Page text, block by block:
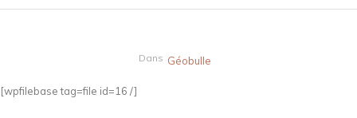
Dans Géobulle
[wpfilebase tag=file id=16 /]